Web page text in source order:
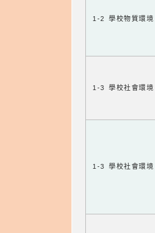
1-2 學校物質環境
1-3 學校社會環境
1-3 學校社會環境